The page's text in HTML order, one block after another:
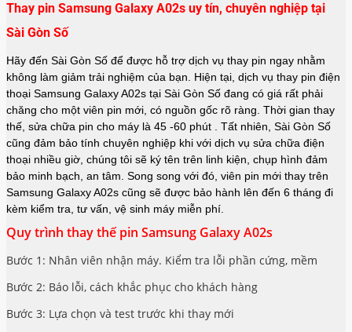
Thay pin Samsung Galaxy A02s uy tín, chuyên nghiệp tại
Sài Gòn Số
Hãy đến Sài Gòn Số để được hỗ trợ dịch vụ thay pin ngay nhằm
không làm giảm trải nghiệm của bạn. Hiện tại, dịch vụ thay pin điện
thoại Samsung Galaxy A02s tại Sài Gòn Số đang có giá rất phải
chăng cho một viên pin mới, có nguồn gốc rõ ràng. Thời gian thay
thế, sửa chữa pin cho máy là 45 -60 phút . Tất nhiên, Sài Gòn Số
cũng đảm bảo tính chuyên nghiệp khi với dịch vụ sửa chữa điện
thoại nhiều giờ, chúng tôi sẽ ký tên trên linh kiện, chụp hình đảm
bảo minh bạch, an tâm. Song song với đó, viên pin mới thay trên
Samsung Galaxy A02s cũng sẽ được bảo hành lên đến 6 tháng đi
kèm kiểm tra, tư vấn, vệ sinh máy miễn phí.
Quy trình thay thế pin Samsung Galaxy A02s
Bước 1: Nhân viên nhận máy. Kiểm tra lỗi phần cứng, mềm
Bước 2: Báo lỗi, cách khắc phục cho khách hàng
Bước 3: Lựa chọn và test trước khi thay mới